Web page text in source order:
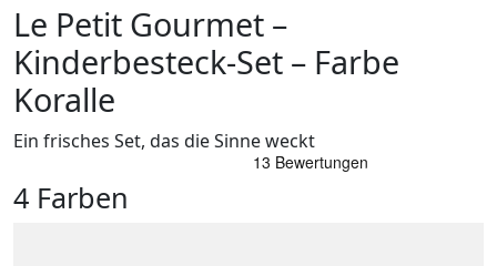
Le Petit Gourmet –
Kinderbesteck-Set – Farbe
Koralle
Ein frisches Set, das die Sinne weckt
4 Farben